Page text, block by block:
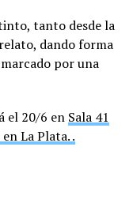
tanto desde la
dando forma
por una
el 20/6 en Sala 41
La Plata. .